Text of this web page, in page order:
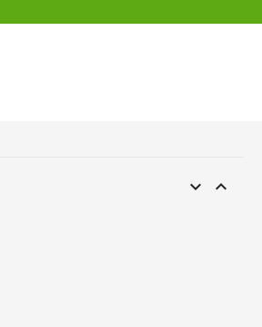
 